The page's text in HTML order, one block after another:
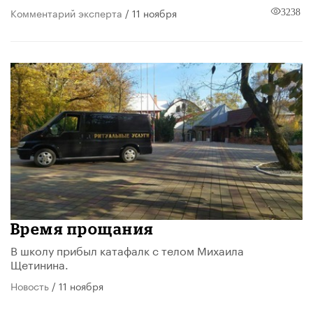
Комментарий эксперта / 11 ноября 3238
Время прощания
В школу прибыл катафалк с телом Михаила
Щетинина.
Новость / 11 ноября